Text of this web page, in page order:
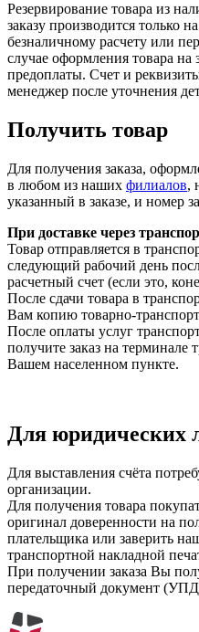
Резервирование товара из
заказу производится только
безналичному расчету или
случае оформления товара на
предоплаты. Счет и
менеджер после уточнения
Получить товар
Для получения заказа,
в любом из наших филиалов,
указанный в заказе, и номер
При доставке через
Товар отправляется в
следующий рабочий день
расчетный счет (если это,
После сдачи товара в
Вам копию товарно-
После оплаты услуг
получите заказ на терминале
Вашем населенном пункте.
Для юридических
Для выставления счёта
организации.
Для получения товара
оригинал доверенности на
плательщика или заверить
транспортной накладной
При получении заказа Вы
передаточный документ